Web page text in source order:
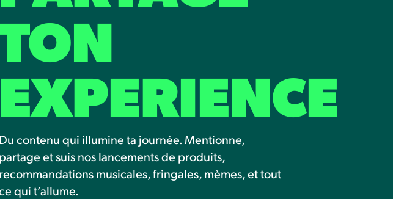
EXPERIENCE
Du contenu qui illumine ta journée. Mentionne,
partage et suis nos lancements de produits,
recommandations musicales, fringales, mèmes, et tout
qui t’allume.